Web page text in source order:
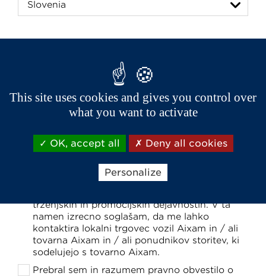
Poišči najbližjega prodajalca
Poštna številka *
Želim biti obveščen o Aixam prihajajočih
trženjskih in promocijskih dejavnostih. V ta
namen izrecno soglašam, da me lahko
kontaktira lokalni trgovec vozil Aixam in / ali
tovarna Aixam in / ali ponudnikov storitev, ki
sodelujejo s tovarno Aixam.
Prebral sem in razumem pravno obvestilo o
This site uses cookies and gives you control over
what you want to activate
OK, accept all Deny all cookies
Personalize